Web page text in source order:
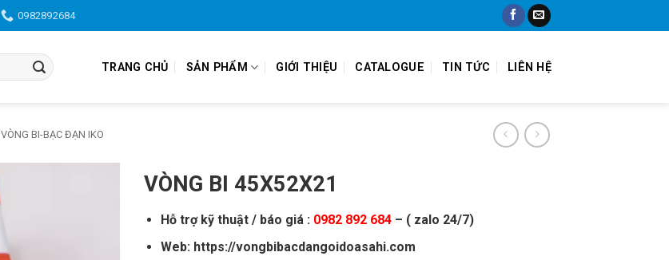
0982892684
TRANG CHỦ SẢN PHẨM GIỚI THIỆU CATALOGUE TIN TỨC LIÊN HỆ
VÒNG BI-BẠC ĐẠN IKO
VÒNG BI 45X52X21
Hỗ trợ kỹ thuật / báo giá : 0982 892 684– ( zalo 24/7)
Web: https://vongbibacdangoidoasahi.com